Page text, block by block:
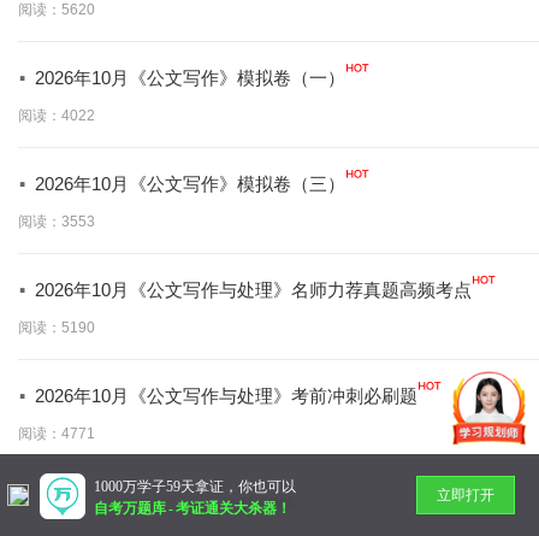
阅读：5620
· 2026年10月《公文写作》模拟卷（一）
阅读：4022
· 2026年10月《公文写作》模拟卷（三）
阅读：3553
· 2026年10月《公文写作与处理》名师力荐真题高频考点
阅读：5190
· 2026年10月《公文写作与处理》考前冲刺必刷题
阅读：4771
暂无更多
1000万学子59天拿证，你也可以
自考万题库-考证通关大杀器！
立即打开